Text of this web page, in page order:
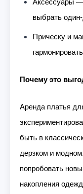
Аксессуары —
выбрать
Прическу и
Почему это
Аренда платья
быть в
дерзком и
попробовать
накопления